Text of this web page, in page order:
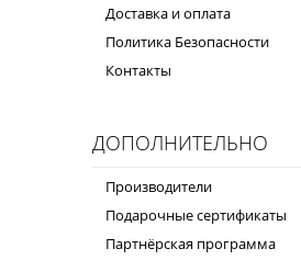
Доставка и оплата
Политика Безопасности
Контакты
ДОПОЛНИТЕЛЬНО
Производители
Подарочные сертификаты
Партнёрская программа